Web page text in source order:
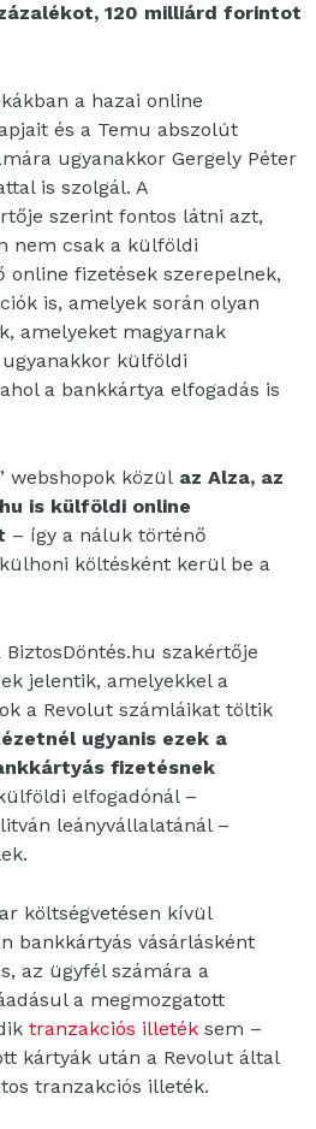
120 milliárd forintot
a hazai online
és a Temu abszolút
ugyanakkor Gergely Péter
is szolgál. A
szerint fontos látni azt,
nem csak a külföldi
online fizetések szerepelnek,
is, amelyek során olyan
amelyeket magyarnak
külföldi
a bankkártya elfogadás is
webshopok közül az Alza, az
is külföldi online
– így a náluk történő
költésként kerül be a
szakértője
jelentik, amelyekkel a
a Revolut számláikat töltik
ugyanis ezek a
fizetésnek
elfogadónál –
leányvállalatánál –
költségvetésen kívül
bankkártyás vásárlásként
az ügyfél számára a
a megmozgatott
tranzakciós illeték sem –
kártyák után a Revolut által
tranzakciós illeték.